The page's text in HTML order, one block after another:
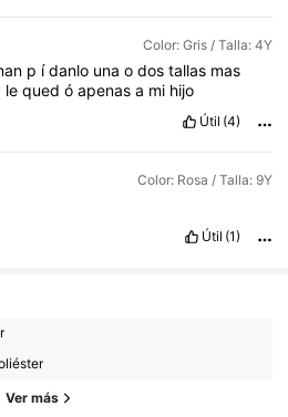
Color: Gris / Talla: 4Y
p ídanlo una o dos tallas mas
lequedóapenasa mi hijo
Útil (4)
Color: Rosa / Talla: 9Y
Útil (1)
Ver más